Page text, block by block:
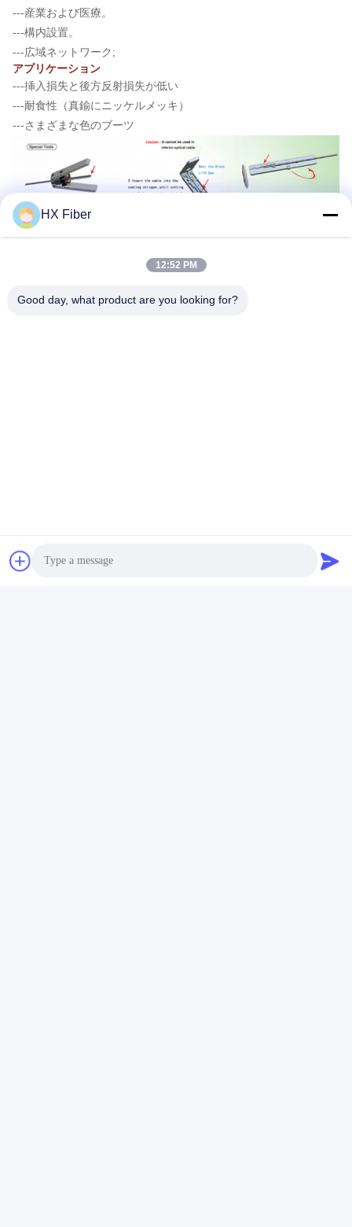
---産業および医療。
---構内設置。
---広域ネットワーク;
アプリケーション
---挿入損失と後方反射損失が低い
---耐食性（真鍮にニッケルメッキ）
---さまざまな色のブーツ
HX Fiber
12:52 PM
Good day, what product are you looking for?